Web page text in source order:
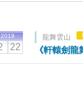
2019
22
龍舞雲山
《軒轅劍